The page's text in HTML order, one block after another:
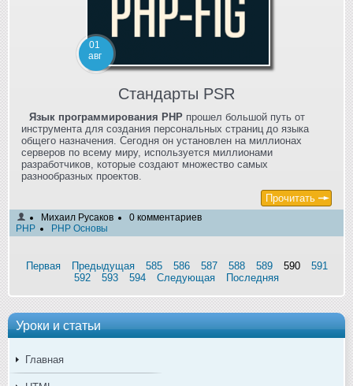
Уроки и статьи
Главная
01
авг
Стандарты PSR
Язык программирования PHP прошел большой путь от
инструмента для создания персональных страниц до языка
общего назначения. Сегодня он установлен на миллионах
серверов по всему миру, используется миллионами
разработчиков, которые создают множество самых
разнообразных проектов.
Прочитать
Михаил Русаков
0 комментариев
PHP
PHP Основы
Первая Предыдущая 585 586 587 588 589 590
591
592
593 594 Следующая Последняя